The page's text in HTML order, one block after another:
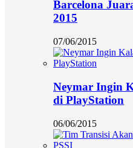
Barcelona
2015
07/06/2015
Neymar Ingin
di PlayStation
06/06/2015